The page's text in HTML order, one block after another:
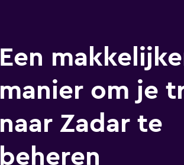
Een
manier om je
naar Zadar te
beheren